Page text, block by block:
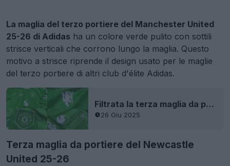
La maglia del terzo portiere del Manchester United
25-26 di Adidas ha un colore verde pulito con sottili
strisce verticali che corrono lungo la maglia. Questo
motivo a strisce riprende il design usato per le maglie
del terzo portiere di altri club d'élite Adidas.
Filtrata la terza maglia da portiere del Manchester United 25-26 - Video completo dell'unboxing
26 Giu 2025
Terza maglia da portiere del Newcastle
United 25-26